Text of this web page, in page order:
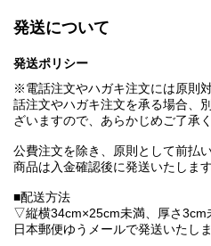
発送について
発送ポリシー
※電話注文やハガキ注文には原則
話注文やハガキ注文を承る場合、
ざいますので、あらかじめご了承く
公費注文を除き、原則として前払
商品は入金確認後に発送いたします
■配送方法
▽縦横34cm×25cm未満、厚さ3cm
日本郵便ゆうメールで発送いたしま